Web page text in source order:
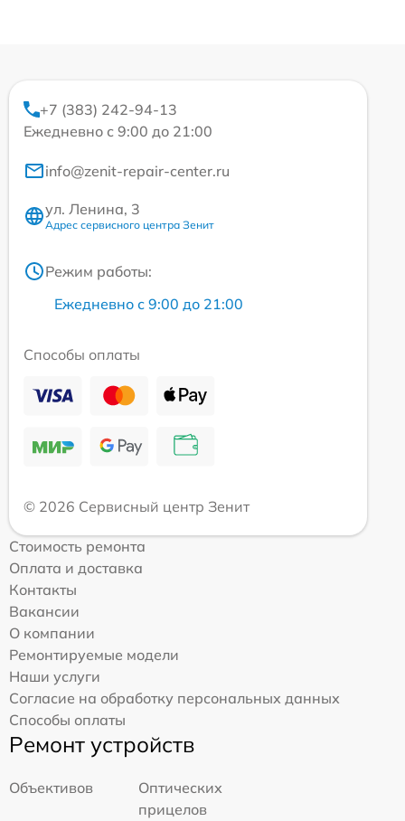
+7 (383) 242-94-13
Ежедневно с 9:00 до 21:00
info@zenit-repair-center.ru
ул. Ленина, 3
Адрес сервисного центра Зенит
Режим работы:
Ежедневно с 9:00 до 21:00
Способы оплаты
© 2026 Сервисный центр Зенит
Стоимость ремонта
Оплата и доставка
Контакты
Вакансии
О компании
Ремонтируемые модели
Наши услуги
Согласие на обработку персональных данных
Способы оплаты
Ремонт устройств
Объективов
Оптических
прицелов